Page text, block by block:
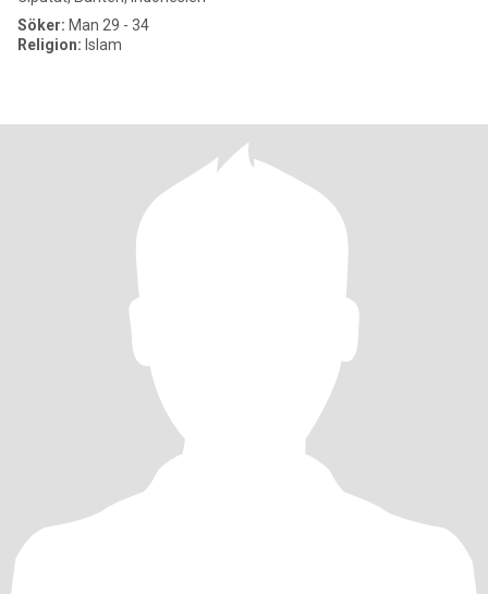
Söker: Man 29 - 34
Religion: Islam